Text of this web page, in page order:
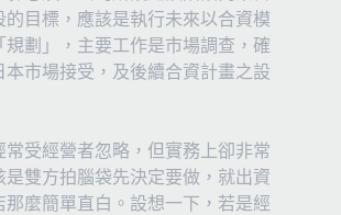
的目標，應該是執行未來以合資模
規劃」，主要工作是市場調查，確
市場接受，及後續合資計畫之設
受經營者忽略，但實務上卻非常
是雙方拍腦袋先決定要做，就出資
那麼簡單直白。設想一下，若是經